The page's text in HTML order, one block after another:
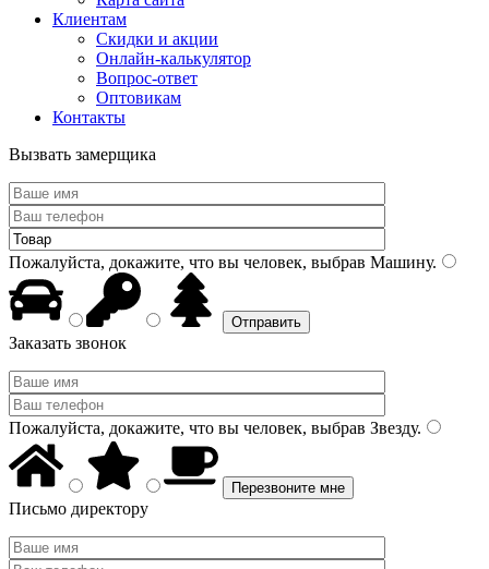
Клиентам
Скидки и акции
Онлайн-калькулятор
Вопрос-ответ
Оптовикам
Контакты
Вызвать замерщика
Пожалуйста, докажите, что вы человек, выбрав Машину.
Заказать звонок
Пожалуйста, докажите, что вы человек, выбрав Звезду.
Письмо директору